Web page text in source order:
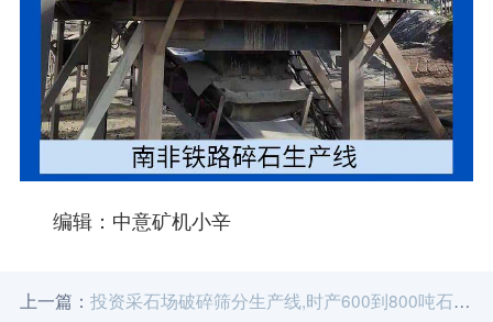
编辑：中意矿机小辛
上一篇： 投资采石场破碎筛分生产线,时产600到800吨石料厂破碎机设备价格